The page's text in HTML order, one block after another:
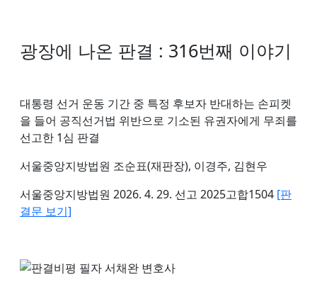
광장에 나온 판결 : 316번째 이야기
대통령 선거 운동 기간 중 특정 후보자 반대하는 손피켓
을 들어 공직선거법 위반으로 기소된 유권자에게 무죄를
선고한 1심 판결
서울중앙지방법원 조순표(재판장), 이경주, 김현우
서울중앙지방법원 2026. 4. 29. 선고 2025고합1504 [판
결문 보기]